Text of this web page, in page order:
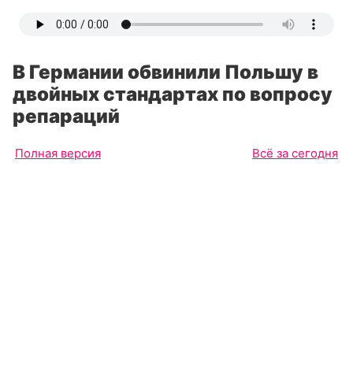
В Германии обвинили Польшу в
двойных стандартах по вопросу
репараций
Полная версия Всё за сегодня